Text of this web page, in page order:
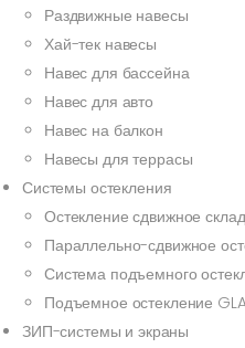
Раздвижные навесы
Хай-тек навесы
Навес для бассейна
Навес для авто
Навес на балкон
Навесы для террасы
Системы остекления
Остекление сдвижное
Параллельно-сдвижное
Система подъемного
Подъемное остекление
ЗИП-системы и экраны